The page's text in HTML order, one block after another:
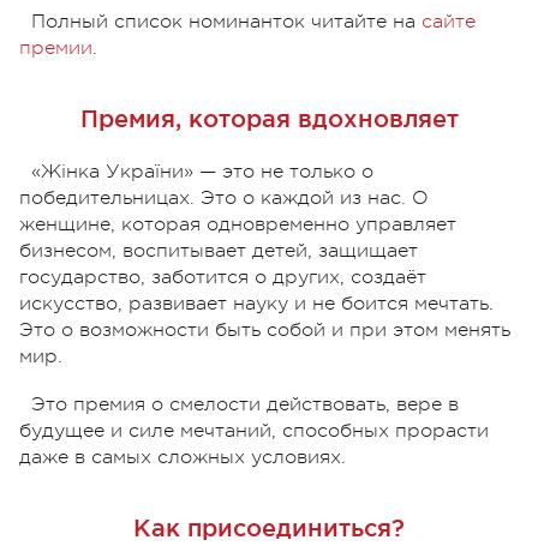
Полный список номинанток читайте на сайте
премии.
Премия, которая вдохновляет
«Жінка України» — это не только о
победительницах. Это о каждой из нас. О
женщине, которая одновременно управляет
бизнесом, воспитывает детей, защищает
государство, заботится о других, создаёт
искусство, развивает науку и не боится мечтать.
Это о возможности быть собой и при этом менять
мир.
Это премия о смелости действовать, вере в
будущее и силе мечтаний, способных прорасти
даже в самых сложных условиях.
Как присоединиться?